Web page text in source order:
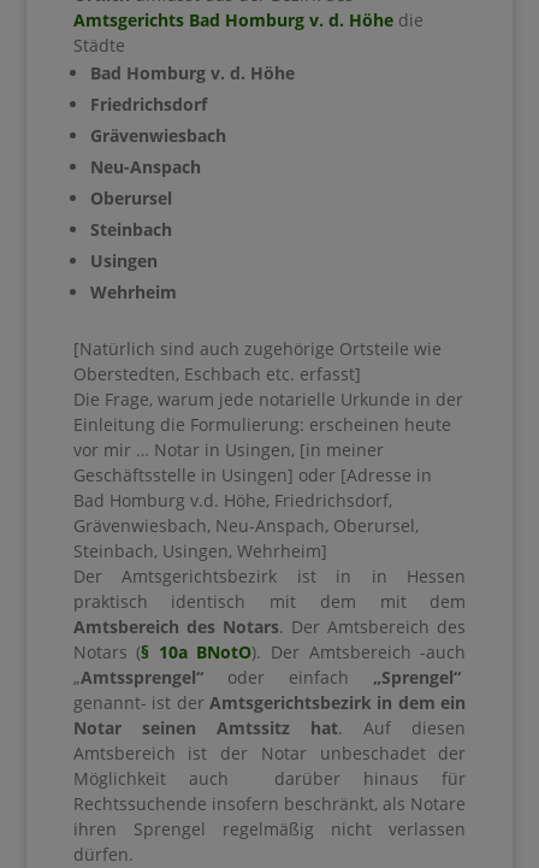
Amtsgerichts Bad Homburg v. d. Höhedie
Städte
Bad Homburg v. d. Höhe
Friedrichsdorf
Grävenwiesbach
Neu-Anspach
Oberursel
Steinbach
Usingen
Wehrheim
[Natürlich sind auch zugehörige Ortsteile wie
Oberstedten, Eschbach etc. erfasst]
Die Frage, warum jede notarielle Urkunde in der
Einleitung die Formulierung: erscheinen heute
vor mir … Notar in Usingen, [in meiner
Geschäftsstelle in Usingen] oder [Adresse in
Bad Homburg v.d. Höhe, Friedrichsdorf,
Grävenwiesbach, Neu-Anspach, Oberursel,
Steinbach, Usingen, Wehrheim]
Der Amtsgerichtsbezirk ist in in Hessen
praktisch identisch mit dem mit dem
Amtsbereich des Notars. Der Amtsbereich des
Notars (§ 10a BNotO). Der Amtsbereich -auch
„Amtssprengel“ oder einfach „Sprengel“
genannt- ist der Amtsgerichtsbezirk in dem ein
Notar seinen Amtssitz hat. Auf diesen
Amtsbereich ist der Notar unbeschadet der
Möglichkeit auch darüber hinaus für
Rechtssuchende insofern beschränkt, als Notare
ihren Sprengel regelmäßig nicht verlassen
dürfen.